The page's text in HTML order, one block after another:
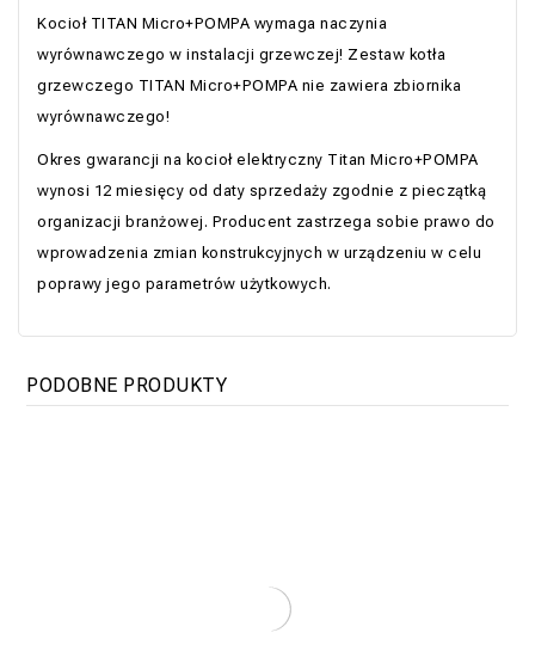
Kocioł TITAN Micro+POMPA wymaga naczynia
wyrównawczego w instalacji grzewczej! Zestaw kotła
grzewczego TITAN Micro+POMPA nie zawiera zbiornika
wyrównawczego!
Okres gwarancji na kocioł elektryczny Titan Micro+POMPA
wynosi 12 miesięcy od daty sprzedaży zgodnie z pieczątką
organizacji branżowej. Producent zastrzega sobie prawo do
wprowadzenia zmian konstrukcyjnych w urządzeniu w celu
poprawy jego parametrów użytkowych.
PODOBNE PRODUKTY